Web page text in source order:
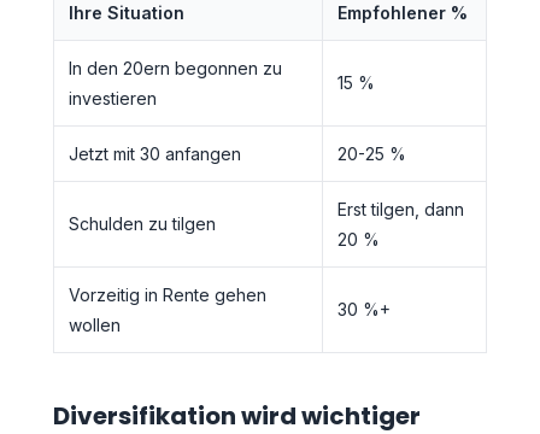
Ihre Situation Empfohlener %
In den 20ern begonnen zu
investieren
15 %
Jetzt mit 30 anfangen 20-25 %
Schulden zu tilgen
Erst tilgen, dann
20 %
Vorzeitig in Rente gehen
wollen
30 %+
Diversifikation wird wichtiger